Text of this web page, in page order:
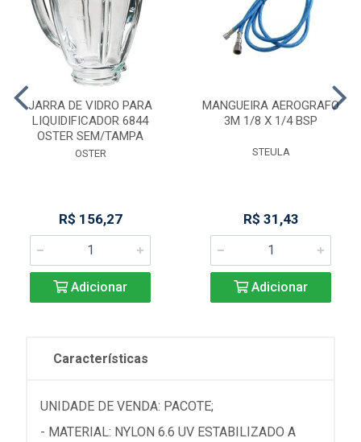
JARRA DE VIDRO PARA
LIQUIDIFICADOR 6844
OSTER SEM/TAMPA
OSTER
R$ 156,27
Adicionar
MANGUEIRA AEROGRAFO
3M 1/8 X 1/4 BSP
STEULA
R$ 31,43
Adicionar
Características
UNIDADE DE VENDA: PACOTE;
- MATERIAL: NYLON 6.6 UV ESTABILIZADO A